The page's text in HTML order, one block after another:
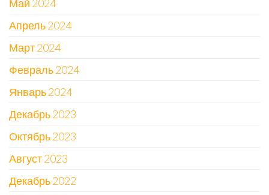
Май 2024
Апрель 2024
Март 2024
Февраль 2024
Январь 2024
Декабрь 2023
Октябрь 2023
Август 2023
Декабрь 2022